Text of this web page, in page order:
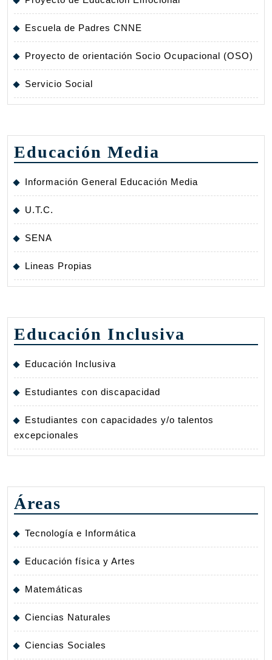
Escuela de Padres CNNE
Proyecto de orientación Socio Ocupacional (OSO)
Servicio Social
Educación Media
Información General Educación Media
U.T.C.
SENA
Lineas Propias
Educación Inclusiva
Educación Inclusiva
Estudiantes con discapacidad
Estudiantes con capacidades y/o talentos
excepcionales
Áreas
Tecnología e Informática
Educación física y Artes
Matemáticas
Ciencias Naturales
Ciencias Sociales